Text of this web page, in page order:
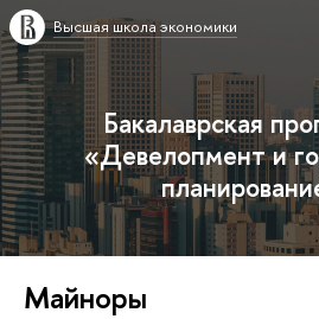
Высшая школа экономики
Бакалаврская
«Девелопмент и
Майноры